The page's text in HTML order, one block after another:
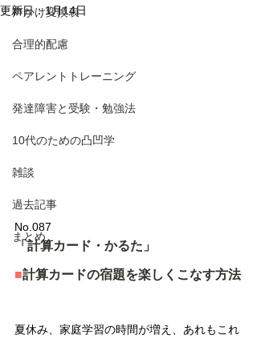
声かけ変換表
合理的配慮
ペアレントトレーニング
発達障害と受験・勉強法
10代のための凸凹学
雑談
過去記事
まとめ
更新日：1月14日
No.087
「計算カード・かるた」
■計算カードの宿題を楽しくこなす方法
夏休み、家庭学習の時間が増え、あれもこれ